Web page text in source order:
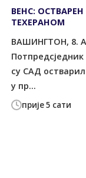
прије 5 сати
ВЕНС:
ТЕХЕРАНОМ
ВАШИНГТОН, 8.
су САД
у пр...